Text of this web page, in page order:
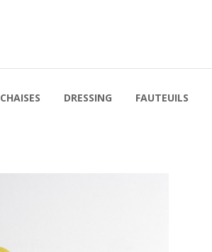
CHAISES DRESSING FAUTEUILS